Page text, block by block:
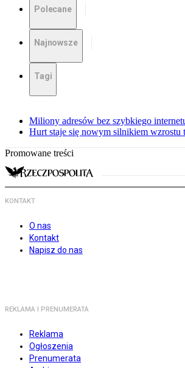
Polecane
Najnowsze
Tagi
Miliony adresów bez szybkiego
Hurt staje się nowym silnikiem wzrostu
Promowane treści
KONTAKT
O nas
Kontakt
Napisz do nas
REKLAMA I PRENUMERATA
Reklama
Ogłoszenia
Prenumerata